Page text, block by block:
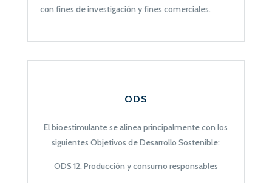
con fines de investigación y fines comerciales.
ODS
El bioestimulante se alinea principalmente con los
siguientes Objetivos de Desarrollo Sostenible:
ODS 12. Producción y consumo responsables